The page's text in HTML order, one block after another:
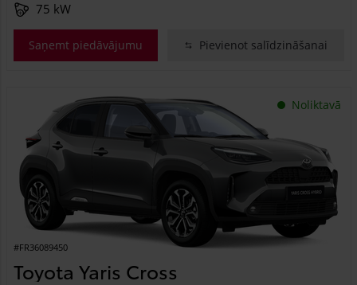
75 kW
Saņemt piedāvājumu Pievienot salīdzināšanai
Noliktavā
#FR36089450
Toyota Yaris Cross